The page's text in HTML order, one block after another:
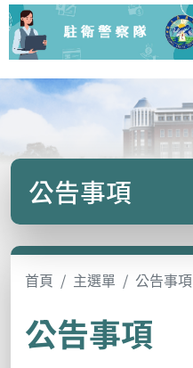
公告事項
首頁 主選單 公告事項
公告事項